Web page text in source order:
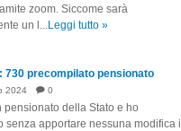
zoom. Siccome sarà
un l...Leggi tutto »
730 precompilato pensionato
2024 0
pensionato della Stato e ho
senza apportare nessuna modifica il